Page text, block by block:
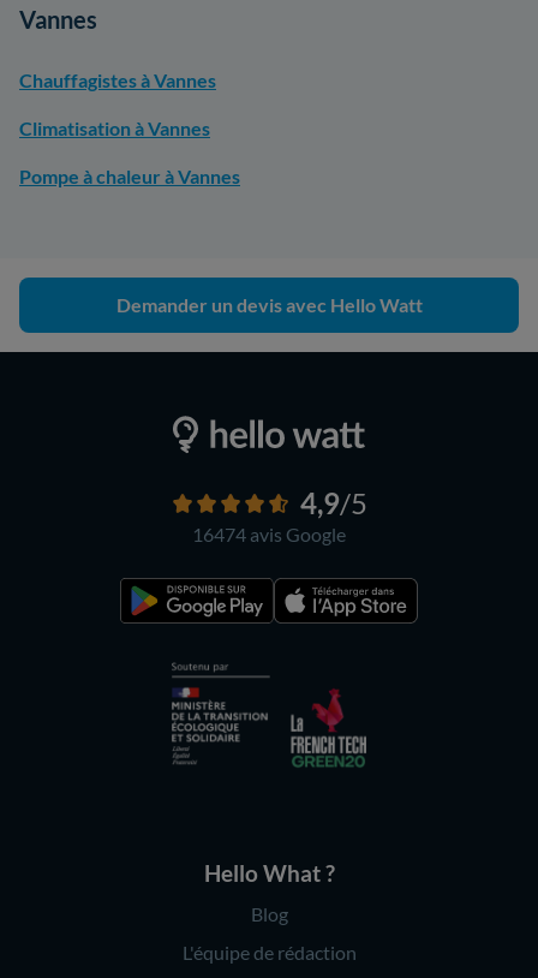
Vannes
Chauffagistes à Vannes
Climatisation à Vannes
Pompe à chaleur à Vannes
Demander un devis avec Hello Watt
4,9/5
16474 avis Google
Hello What ?
Blog
L'équipe de rédaction